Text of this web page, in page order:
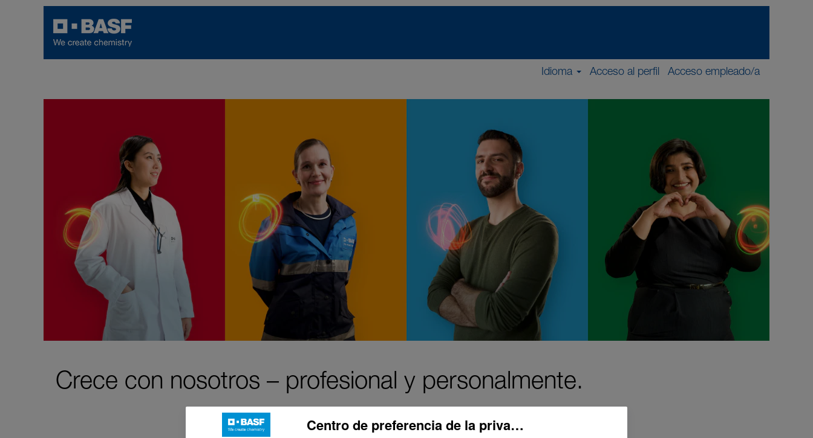
Idioma Acceso al perfil Acceso empleado/a
Crece con nosotros – profesional y personalmente.
Centro de preferencia de la privacidad